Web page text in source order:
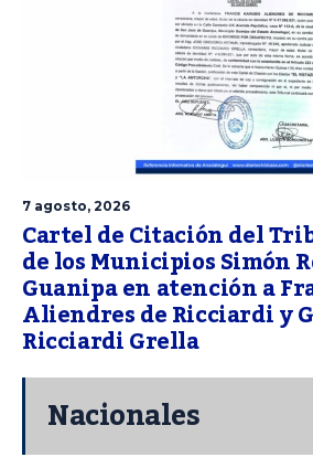
7 agosto, 2026
Cartel de Citación del
de los Municipios Simón
Guanipa en atención a
Aliendres de Ricciardi y
Ricciardi Grella
Nacionales